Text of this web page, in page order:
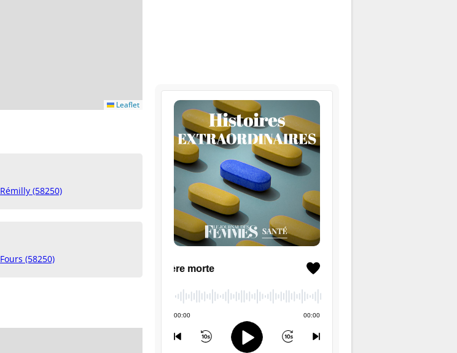
Leaflet
Rémilly (58250)
Fours (58250)